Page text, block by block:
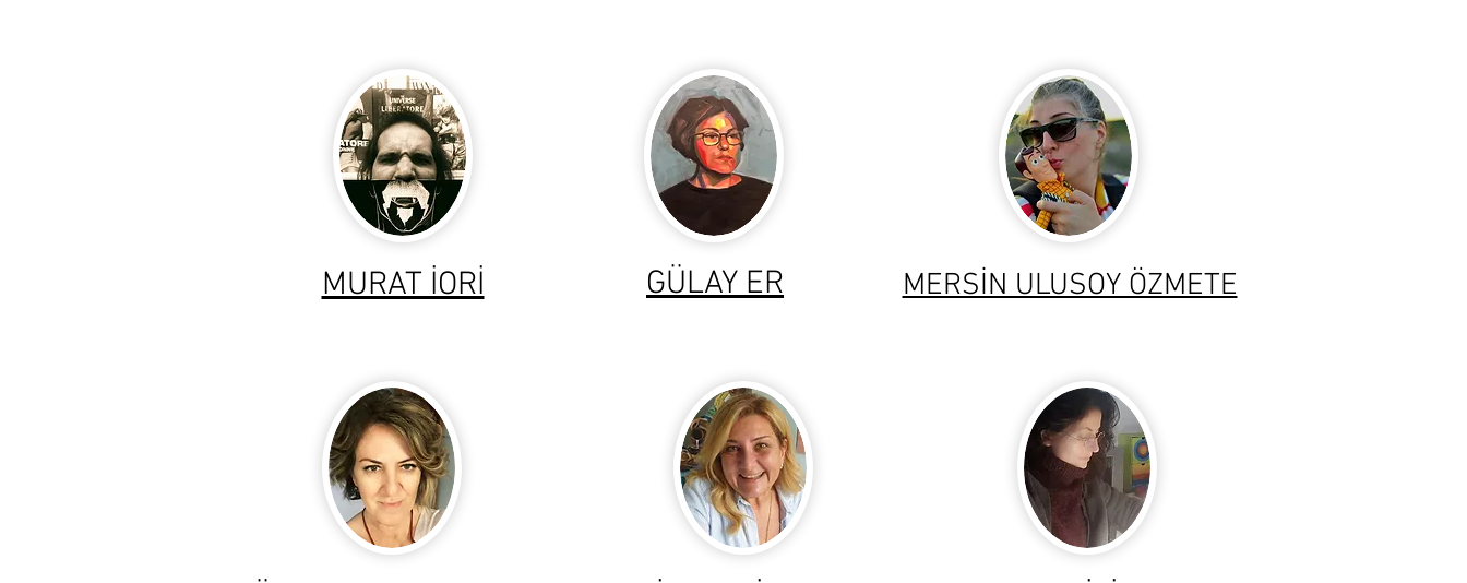
GÜLAY ER
MURAT İORİ MERSİN ULUSOY ÖZMETE